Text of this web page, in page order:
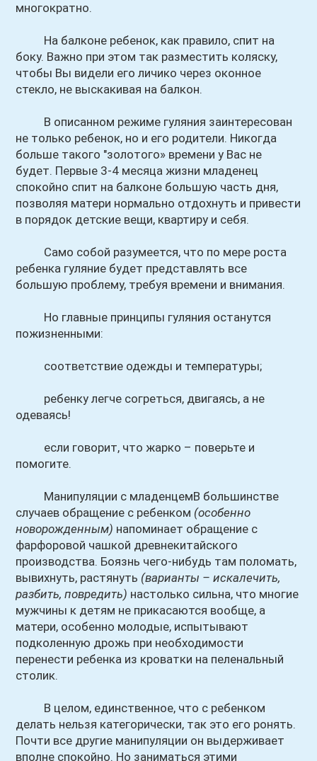
многократно.
На балконе ребенок, как правило, спит на
боку. Важно при этом так разместить коляску,
чтобы Вы видели его личико через оконное
стекло, не выскакивая на балкон.
В описанном режиме гуляния заинтересован
не только ребенок, но и его родители. Никогда
больше такого "золотого» времени у Вас не
будет. Первые 3-4 месяца жизни младенец
спокойно спит на балконе большую часть дня,
позволяя матери нормально отдохнуть и привести
в порядок детские вещи, квартиру и себя.
Само собой разумеется, что по мере роста
ребенка гуляние будет представлять все
большую проблему, требуя времени и внимания.
Но главные принципы гуляния останутся
пожизненными:
соответствие одежды и температуры;
ребенку легче согреться, двигаясь, а не
одеваясь!
если говорит, что жарко – поверьте и
помогите.
Манипуляции с младенцемВ большинстве
случаев обращение с ребенком (особенно
новорожденным) напоминает обращение с
фарфоровой чашкой древнекитайского
производства. Боязнь чего-нибудь там поломать,
вывихнуть, растянуть (варианты – искалечить,
разбить, повредить) настолько сильна, что многие
мужчины к детям не прикасаются вообще, а
матери, особенно молодые, испытывают
подколенную дрожь при необходимости
перенести ребенка из кроватки на пеленальный
столик.
В целом, единственное, что с ребенком
делать нельзя категорически, так это его ронять.
Почти все другие манипуляции он выдерживает
вполне спокойно. Но заниматься этими